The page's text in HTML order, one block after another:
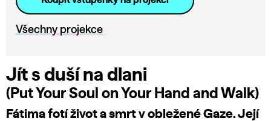
Všechny projekce
Jít s duší na dlani
(Put Your Soul on Your Hand and Walk)
Fátima fotí život a smrt v obležené Gaze. Její